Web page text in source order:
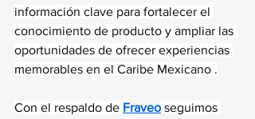
información clave para fortalecer el
conocimiento de producto y ampliar las
oportunidades de ofrecer experiencias
memorables en el Caribe Mexicano .
Con el respaldo de Fraveo seguimos